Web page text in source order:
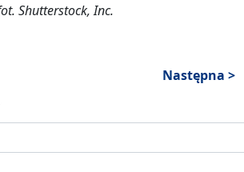
Shutterstock, Inc.
Następna >